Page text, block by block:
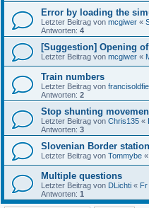
Error by loading the
Letzter Beitrag von mcgiwer «
Antworten: 4
[Suggestion] Opening
Letzter Beitrag von mcgiwer «
Train numbers
Letzter Beitrag von
Antworten: 2
Stop shunting
Letzter Beitrag von Chris135 «
Antworten: 3
Slovenian Border
Letzter Beitrag von Tommybe «
Multiple questions
Letzter Beitrag von DLichti « Fr
Antworten: 1